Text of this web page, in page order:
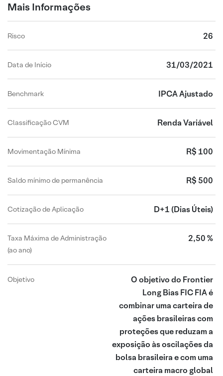
Mais Informações
Risco 26
Data de Início 31/03/2021
Benchmark IPCA Ajustado
Classificação CVM Renda Variável
Movimentação Mínima R$ 100
Saldo mínimo de permanência R$ 500
Cotização de Aplicação D+1 (Dias Úteis)
Taxa Máxima de Administração
(ao ano)
2,50 %
Objetivo
O objetivo do Frontier
Long Bias FIC FIA é
combinar uma carteira de
ações brasileiras com
proteções que reduzam a
exposição às oscilações da
bolsa brasileira e com uma
carteira macro global